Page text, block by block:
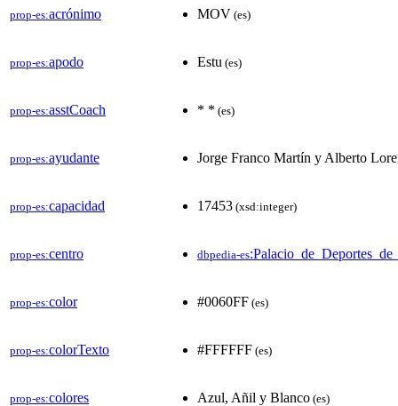
prop-es:acrónimo MOV (es)
prop-es:apodo Estu (es)
prop-es:asstCoach * * (es)
prop-es:ayudante Jorge Franco Martín y Alberto
prop-es:capacidad 17453 (xsd:integer)
prop-es:centro dbpedia-es
prop-es:color #0060FF (es)
prop-es:colorTexto #FFFFFF (es)
prop-es:colores Azul, Añil y Blanco (es)